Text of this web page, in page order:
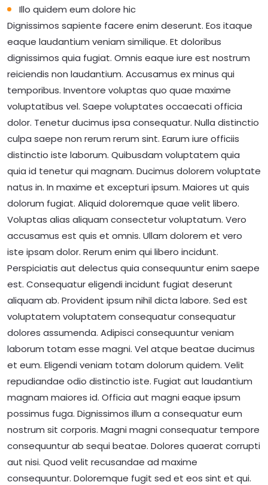
Illo quidem eum dolore hic
Dignissimos sapiente facere enim deserunt. Eos itaque
eaque laudantium veniam similique. Et doloribus
dignissimos quia fugiat. Omnis eaque iure est nostrum
reiciendis non laudantium. Accusamus ex minus qui
temporibus. Inventore voluptas quo quae maxime
voluptatibus vel. Saepe voluptates occaecati officia
dolor. Tenetur ducimus ipsa consequatur. Nulla distinctio
culpa saepe non rerum rerum sint. Earum iure officiis
distinctio iste laborum. Quibusdam voluptatem quia
quia id tenetur qui magnam. Ducimus dolorem voluptate
natus in. In maxime et excepturi ipsum. Maiores ut quis
dolorum fugiat. Aliquid doloremque quae velit libero.
Voluptas alias aliquam consectetur voluptatum. Vero
accusamus est quis et omnis. Ullam dolorem et vero
iste ipsam dolor. Rerum enim qui libero incidunt.
Perspiciatis aut delectus quia consequuntur enim saepe
est. Consequatur eligendi incidunt fugiat deserunt
aliquam ab. Provident ipsum nihil dicta labore. Sed est
voluptatem voluptatem consequatur consequatur
dolores assumenda. Adipisci consequuntur veniam
laborum totam esse magni. Vel atque beatae ducimus
et eum. Eligendi veniam totam dolorum quidem. Velit
repudiandae odio distinctio iste. Fugiat aut laudantium
magnam maiores id. Officia aut magni eaque ipsum
possimus fuga. Dignissimos illum a consequatur eum
nostrum sit corporis. Magni magni consequatur tempore
consequuntur ab sequi beatae. Dolores quaerat corrupti
aut nisi. Quod velit recusandae ad maxime
consequuntur. Doloremque fugit sed et eos sint et qui.